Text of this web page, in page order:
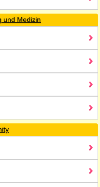
und Medizin